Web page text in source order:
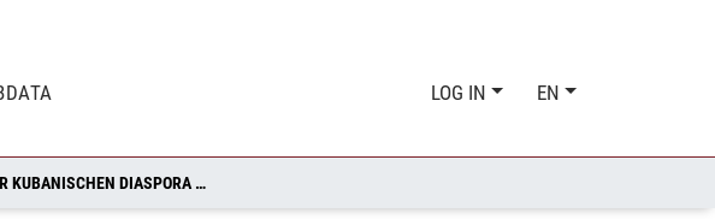
LOG IN EN
DIE ROLLE VON MUSIK IN RADIOSENDUNGEN DER KUBANISCHEN DIASPORA IN MIAMI, FLORIDA, NACH KUBA